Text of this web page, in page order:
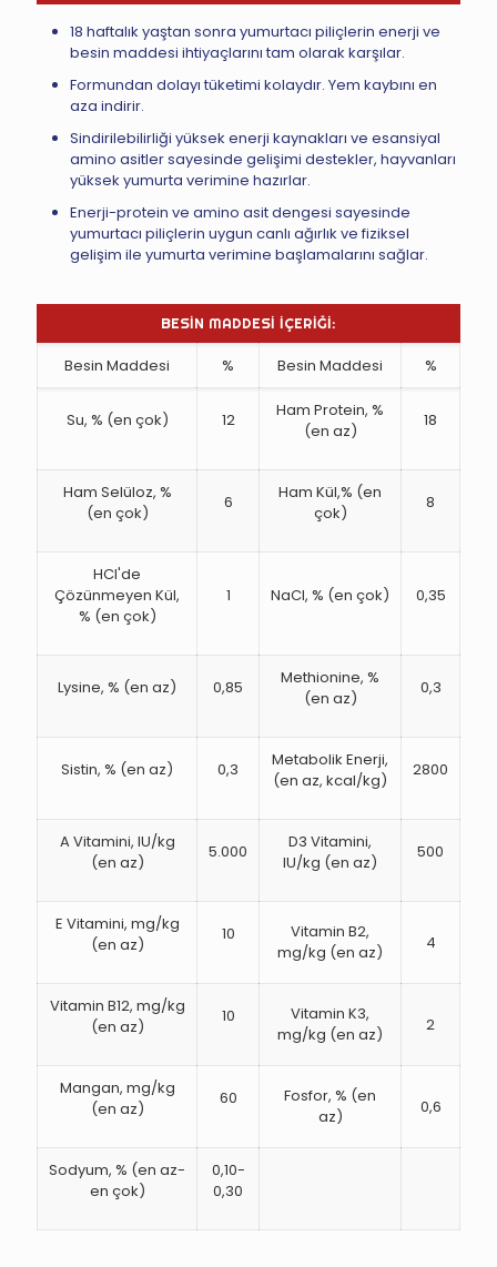
18 haftalık yaştan sonra yumurtacı piliçlerin enerji ve
besin maddesi ihtiyaçlarını tam olarak karşılar.
Formundan dolayı tüketimi kolaydır. Yem kaybını en
aza indirir.
Sindirilebilirliği yüksek enerji kaynakları ve esansiyal
amino asitler sayesinde gelişimi destekler, hayvanları
yüksek yumurta verimine hazırlar.
Enerji-protein ve amino asit dengesi sayesinde
yumurtacı piliçlerin uygun canlı ağırlık ve fiziksel
gelişim ile yumurta verimine başlamalarını sağlar.
BESİN MADDESİ İÇERİĞİ:
Besin Maddesi % Besin Maddesi %
Su, % (en çok) 12
Ham Protein, %
(en az)
18
Ham Selüloz, %
(en çok)
6
Ham Kül,% (en
çok)
8
HCl'de
Çözünmeyen Kül,
% (en çok)
1 NaCl, % (en çok) 0,35
Lysine, % (en az) 0,85
Methionine, %
(en az)
0,3
Sistin, % (en az) 0,3
Metabolik Enerji,
(en az, kcal/kg)
2800
A Vitamini, IU/kg
(en az)
5.000
D3 Vitamini,
IU/kg (en az)
500
E Vitamini, mg/kg
(en az)
10
Vitamin B2,
mg/kg (en az)
4
Vitamin B12, mg/kg
(en az)
10
Vitamin K3,
mg/kg (en az)
2
Mangan, mg/kg
(en az)
60
Fosfor, % (en
az)
0,6
Sodyum, % (en az-
en çok)
0,10-
0,30